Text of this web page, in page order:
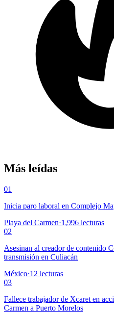
Más leídas
01
Inicia paro laboral en Complejo
Playa del Carmen·1,996 lecturas
02
Asesinan al creador de contenido
transmisión en Culiacán
México·12 lecturas
03
Fallece trabajador de Xcaret en
Carmen a Puerto Morelos